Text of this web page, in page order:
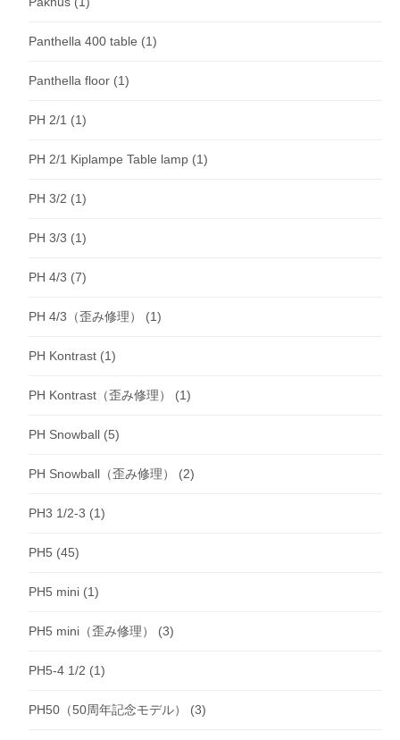
Panthella 400 table (1)
Panthella floor (1)
PH 2/1 (1)
PH 2/1 Kiplampe Table lamp (1)
PH 3/2 (1)
PH 3/3 (1)
PH 4/3 (7)
PH 4/3（歪み修理） (1)
PH Kontrast (1)
PH Kontrast（歪み修理） (1)
PH Snowball (5)
PH Snowball（歪み修理） (2)
PH3 1/2-3 (1)
PH5 (45)
PH5 mini (1)
PH5 mini（歪み修理） (3)
PH5-4 1/2 (1)
PH50（50周年記念モデル） (3)